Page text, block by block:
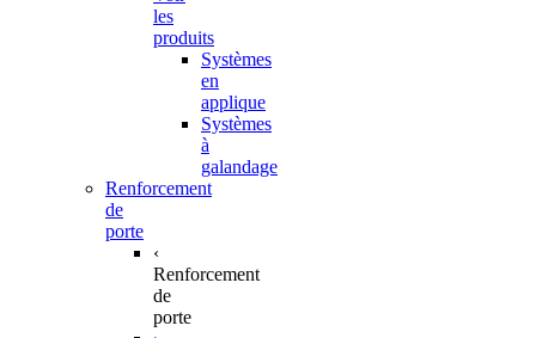
les
produits
Systèmes
en
applique
Systèmes
à
galandage
Renforcement
de
porte
‹
Renforcement
de
porte